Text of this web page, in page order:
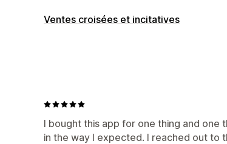
Ventes croisées et incitatives
Règles personnalisées
I bought this app for one thing and
in the way I expected. I reached out to